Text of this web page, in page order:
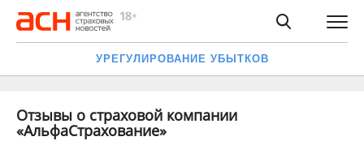
УРЕГУЛИРОВАНИЕ УБЫТКОВ
Отзывы о страховой компании
«АльфаСтрахование»